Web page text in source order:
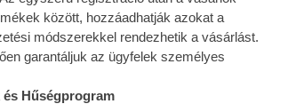
között, hozzáadhatják azokat a
módszerekkel rendezhetik a vásárlást.
garantáljuk az ügyfelek személyes
Hűségprogram